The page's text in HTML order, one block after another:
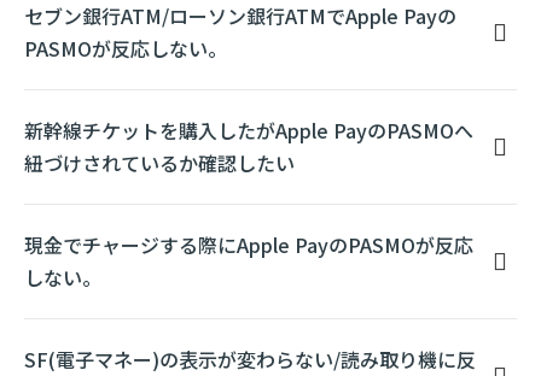
セブン銀行ATM/ローソン銀行ATMでApple Payの
PASMOが反応しない。
新幹線チケットを購入したがApple PayのPASMOへ
紐づけされているか確認したい
現金でチャージする際にApple PayのPASMOが反応
しない。
SF(電子マネー)の表示が変わらない/読み取り機に反